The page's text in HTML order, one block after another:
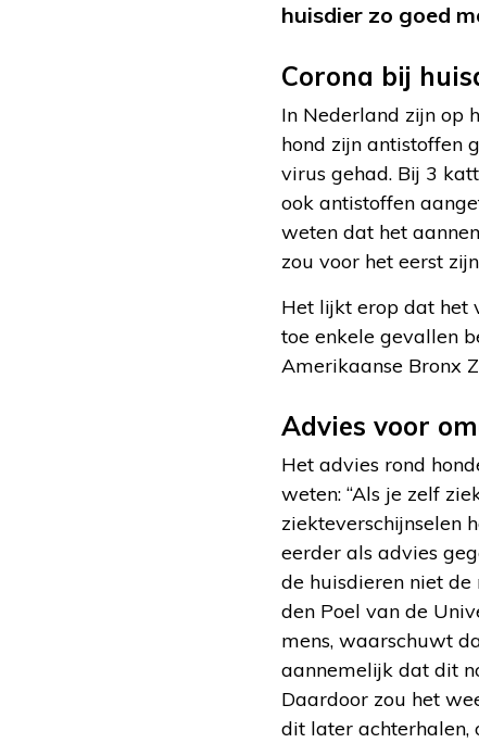
huisdier zo goed
Corona bij
In Nederland zijn op
hond zijn antistoffen
virus gehad. Bij 3
ook antistoffen
weten dat het
zou voor het eerst
Het lijkt erop dat het
toe enkele gevallen
Amerikaanse Bronx
Advies voor
Het advies rond
weten: “Als je zelf
ziekteverschijnselen
eerder als advies
de huisdieren niet de
den Poel van de
mens, waarschuwt
aannemelijk dat dit
Daardoor zou het
dit later achterhalen,